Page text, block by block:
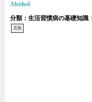
Alcohol
分類：生活習慣病の基礎知識
広告